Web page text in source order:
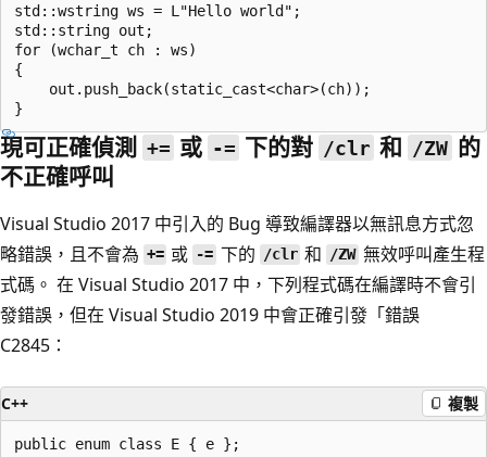
std::wstring ws = L"Hello world";
std::string out;
for (wchar_t ch : ws)
{
    out.push_back(static_cast<char>(ch));
現可正確偵測 += 或 -= 下的對 /clr 和 /ZW的
不正確呼叫
Visual Studio 2017 中引入的 Bug 導致編譯器以無訊息方式忽
略錯誤，且不會為 += 或 -=下的 /clr 和 /ZW無效呼叫產生程
式碼。 在 Visual Studio 2017 中，下列程式碼在編譯時不會引
發錯誤，但在 Visual Studio 2019 中會正確引發「錯誤
C2845：
C++ 複製
public enum class E { e };